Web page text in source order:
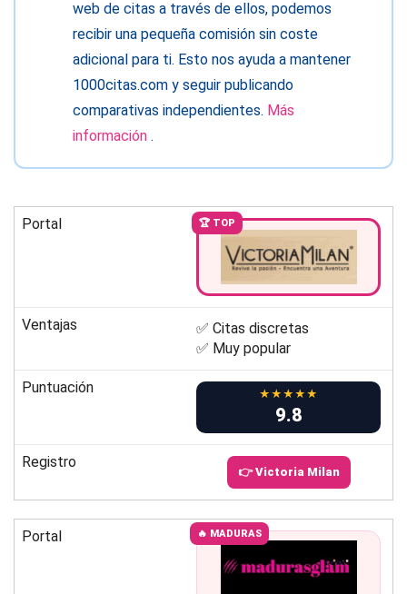
web de citas a través de ellos, podemos
recibir una pequeña comisión sin coste
adicional para ti. Esto nos ayuda a mantener
1000citas.com y seguir publicando
comparativas independientes. Más
información .
Portal 🏆 TOP
Ventajas
✅ Citas discretas
✅ Muy popular
Puntuación ★★★★★
9.8
Registro
👉 Victoria Milan
Portal 🔥 MADURAS